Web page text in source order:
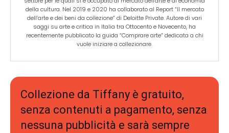
della cultura. Nel 2019 e 2020 ha collaborato al Report “Il mercato
dell’arte e dei beni da collezione” di Deloitte Private. Autore di vari
saggi su arte e critica in Italia tra Ottocento e Novecento, ha
recentemente pubblicato la guida “Comprare arte” dedicata a chi
vuole iniziare a collezionare.
Collezione da Tiffany è gratuito,
senza contenuti a pagamento, senza
nessuna pubblicità e sarà sempre